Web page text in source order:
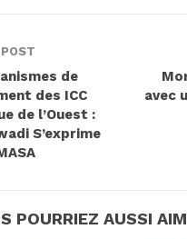
de
des ICC
de l’Ouest :
S’exprime
avec
POURRIEZ AUSSI